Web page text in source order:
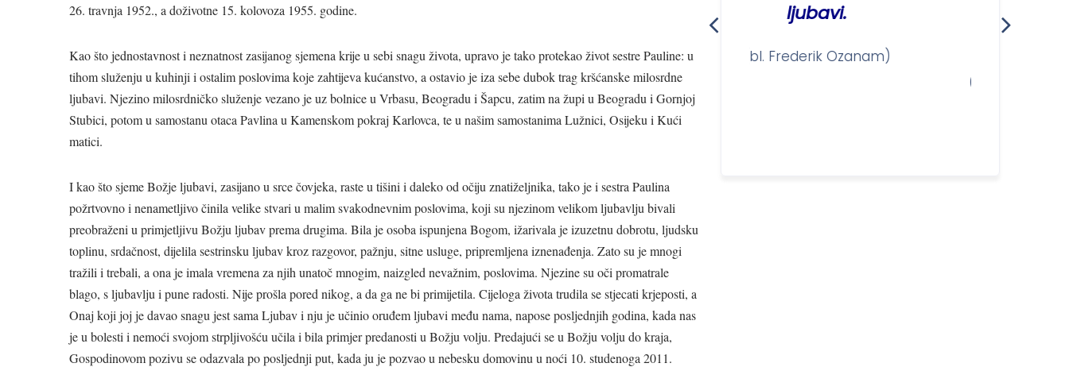
26. travnja 1952., a doživotne 15. kolovoza 1955. godine.
Kao što jednostavnost i neznatnost zasijanog sjemena krije u sebi snagu života, upravo je tako protekao život sestre Pauline: u
tihom služenju u kuhinji i ostalim poslovima koje zahtijeva kućanstvo, a ostavio je iza sebe dubok trag kršćanske milosrdne
ljubavi. Njezino milosrdničko služenje vezano je uz bolnice u Vrbasu, Beogradu i Šapcu, zatim na župi u Beogradu i Gornjoj
Stubici, potom u samostanu otaca Pavlina u Kamenskom pokraj Karlovca, te u našim samostanima Lužnici, Osijeku i Kući
matici.
I kao što sjeme Božje ljubavi, zasijano u srce čovjeka, raste u tišini i daleko od očiju znatiželjnika, tako je i sestra Paulina
požrtvovno i nenametljivo činila velike stvari u malim svakodnevnim poslovima, koji su njezinom velikom ljubavlju bivali
preobraženi u primjetljivu Božju ljubav prema drugima. Bila je osoba ispunjena Bogom, ižarivala je izuzetnu dobrotu, ljudsku
toplinu, srdačnost, dijelila sestrinsku ljubav kroz razgovor, pažnju, sitne usluge, pripremljena iznenađenja. Zato su je mnogi
tražili i trebali, a ona je imala vremena za njih unatoč mnogim, naizgled nevažnim, poslovima. Njezine su oči promatrale
blago, s ljubavlju i pune radosti. Nije prošla pored nikog, a da ga ne bi primijetila. Cijeloga života trudila se stjecati krjeposti, a
Onaj koji joj je davao snagu jest sama Ljubav i nju je učinio oruđem ljubavi među nama, napose posljednjih godina, kada nas
je u bolesti i nemoći svojom strpljivošću učila i bila primjer predanosti u Božju volju. Predajući se u Božju volju do kraja,
Gospodinovom pozivu se odazvala po posljednji put, kada ju je pozvao u nebesku domovinu u noći 10. studenoga 2011.
(sv. Vinko Paulski)
(bl. Frederik Ozanam)
od Njega
odijeljeni.
(sv. Lujza de Marillac)